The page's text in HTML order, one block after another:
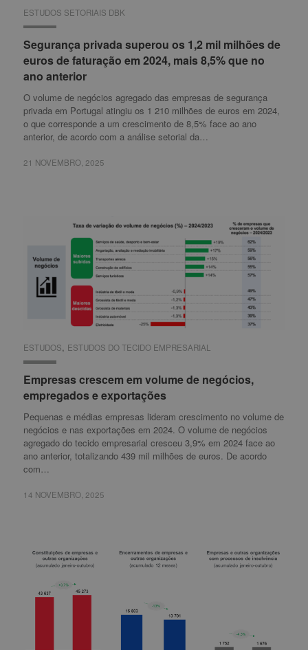
ESTUDOS SETORIAIS DBK
Segurança privada superou os 1,2 mil milhões de
euros de faturação em 2024, mais 8,5% que no
ano anterior
O volume de negócios agregado das empresas de segurança
privada em Portugal atingiu os 1 210 milhões de euros em 2024,
o que corresponde a um crescimento de 8,5% face ao ano
anterior, de acordo com a análise setorial da…
21 NOVEMBRO, 2025
ESTUDOS SETORIAIS DBK
Segurança privada superou os 1,2 mil milhões de
euros de faturação em 2024, mais 8,5% que no
ano anterior
21 NOVEMBRO, 2025
ESTUDOS, ESTUDOS DO TECIDO EMPRESARIAL
Empresas crescem em volume de negócios,
empregados e exportações
Pequenas e médias empresas lideram crescimento no volume de
negócios e nas exportações em 2024. O volume de negócios
agregado do tecido empresarial cresceu 3,9% em 2024 face ao
ano anterior, totalizando 439 mil milhões de euros. De acordo
com…
14 NOVEMBRO, 2025
ESTUDOS ESTUDOS DO TECIDO EMPRESARIAL
Empresas crescem em volume de negócios,
empregados e exportações
14 NOVEMBRO, 2025